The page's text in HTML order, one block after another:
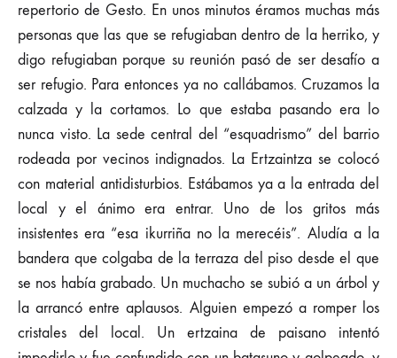
repertorio de Gesto. En unos minutos éramos muchas más
personas que las que se refugiaban dentro de la herriko, y
digo refugiaban porque su reunión pasó de ser desafío a
ser refugio. Para entonces ya no callábamos. Cruzamos la
calzada y la cortamos. Lo que estaba pasando era lo
nunca visto. La sede central del “esquadrismo” del barrio
rodeada por vecinos indignados. La Ertzaintza se colocó
con material antidisturbios. Estábamos ya a la entrada del
local y el ánimo era entrar. Uno de los gritos más
insistentes era “esa ikurriña no la merecéis”. Aludía a la
bandera que colgaba de la terraza del piso desde el que
se nos había grabado. Un muchacho se subió a un árbol y
la arrancó entre aplausos. Alguien empezó a romper los
cristales del local. Un ertzaina de paisano intentó